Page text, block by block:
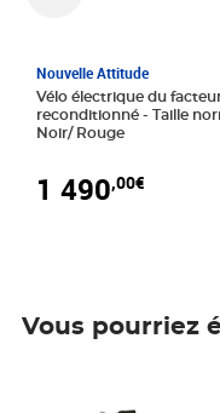
Nouvelle Attitude
Vélo électrique du
reconditionné - Taille normale -
Noir/ Rouge
1 490,00€
Vous pourriez